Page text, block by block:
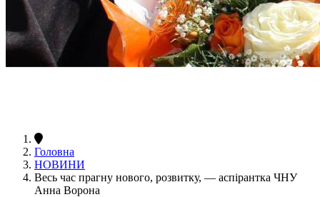
Головна
НОВИНИ
Весь час прагну нового, розвитку, — аспірантка ЧНУ
Анна Ворона